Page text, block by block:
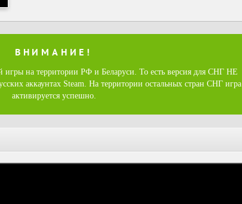
ВНИМАНИЕ!
игры на территории РФ и Беларуси. То есть версия для СНГ НЕ
аккаунтах Steam. На территории остальных стран СНГ игра
активируется успешно.